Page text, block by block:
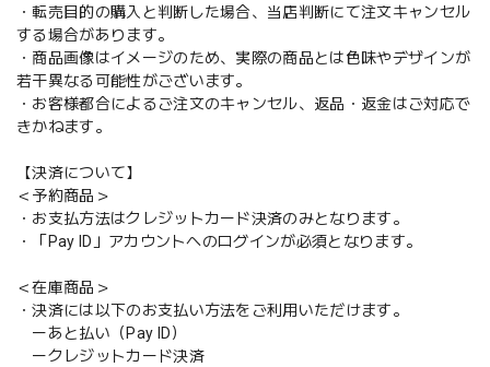
・転売目的の購入と判断した場合、当店判断にて注文キャンセル
する場合があります。
・商品画像はイメージのため、実際の商品とは色味やデザインが
若干異なる可能性がございます。
・お客様都合によるご注文のキャンセル、返品・返金はご対応で
きかねます。
【決済について】
＜予約商品＞
・お支払方法はクレジットカード決済のみとなります。
・「Pay ID」アカウントへのログインが必須となります。
＜在庫商品＞
・決済には以下のお支払い方法をご利用いただけます。
ーあと払い（Pay ID）
ークレジットカード決済